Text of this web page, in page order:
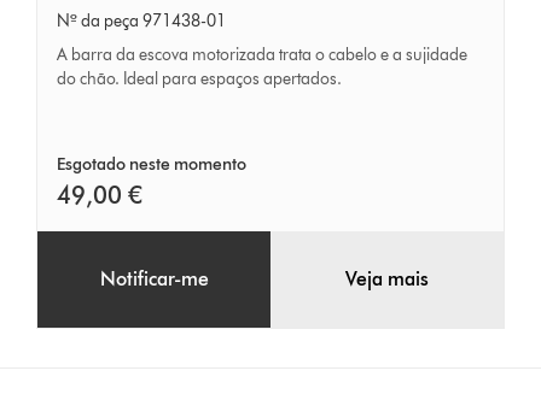
motorizada
Nº da peça 971438-01
A barra da escova motorizada trata o cabelo e a sujidade
do chão. Ideal para espaços apertados.
Esgotado neste momento
49,00 €
Notificar-me Veja mais